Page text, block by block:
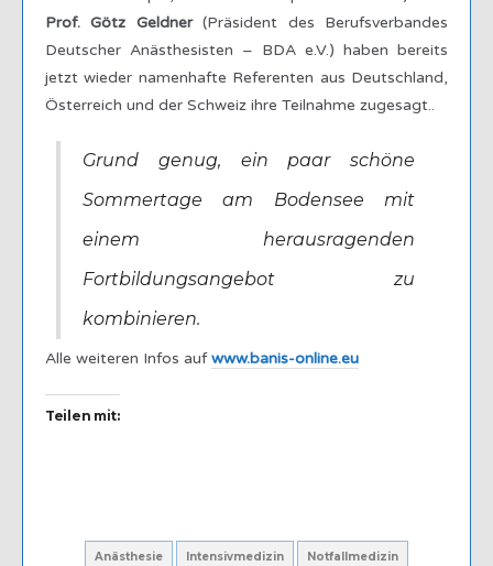
Prof. Götz Geldner(Präsident des Berufsverbandes
Deutscher Anästhesisten – BDA e.V.) haben bereits
jetzt wieder namenhafte Referenten aus Deutschland,
Österreich und der Schweiz ihre Teilnahme zugesagt..
Grund genug, ein paar schöne
Sommertage am Bodensee mit
einem herausragenden
Fortbildungsangebot zu
kombinieren.
Alle weiteren Infos aufwww.banis-online.eu
Teilen mit:
Anästhesie Intensivmedizin Notfallmedizin